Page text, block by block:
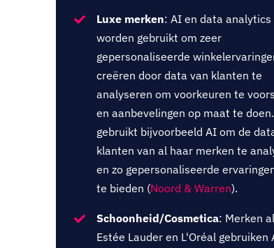
Luxe merken: AI en data analytics
worden gebruikt om zeer
gepersonaliseerde
creëren door data van klanten te
analyseren om voorkeuren te
en aanbevelingen op maat te doen.
gebruikt bijvoorbeeld AI om de
klanten van al haar merken te
en zo gepersonaliseerde
te bieden (Noord & Warren).
Schoonheid/Cosmetica: Merken
Estée Lauder en L'Oréal gebruiken